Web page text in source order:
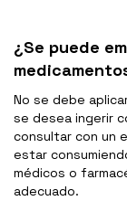
¿Se puede
No se debe
se desea ingerir
consultar con un
estar
médicos o
adecuado.